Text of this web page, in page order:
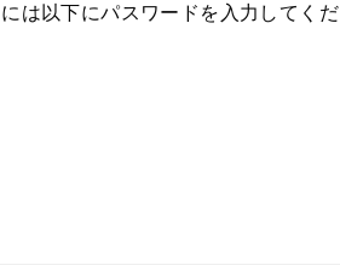
は以下にパスワードを入力してくだ